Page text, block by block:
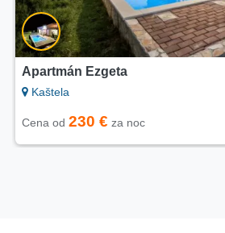
Apartmán Ezgeta
Kaštela
Cena od 230 € za noc